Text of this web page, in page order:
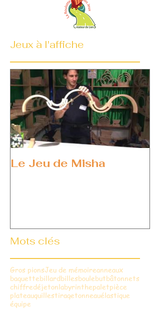
Jeux à l'affiche
Le Jeu de Misha
Mots clés
Gros pionsJeu de mémoireanneaux
baguettebillardbillesboulebutbâtonnets
chiffredéjetonlabyrinthepaletpièce
plateauquillestiragetonneauélastique
équipe